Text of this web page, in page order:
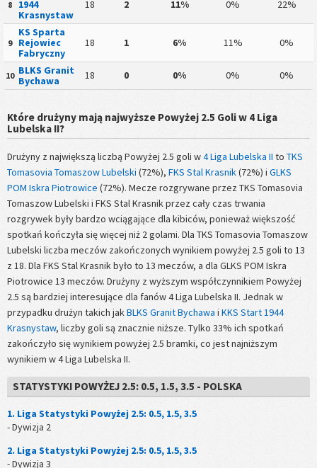
8
1944
Krasnystaw
18 2 11% 0% 22%
9
KS Sparta
Rejowiec
Fabryczny
18 1 6% 11% 0%
10 BLKS Granit
Bychawa
18 0 0% 0% 0%
Które drużyny mają najwyższe Powyżej 2.5 Goli w 4 Liga
Lubelska II?
Drużyny z największą liczbą Powyżej 2.5 goli w4 Liga Lubelska II to TKS
Tomasovia Tomaszow Lubelski (72%), FKS Stal Krasnik (72%) i GLKS
POM Iskra Piotrowice (72%). Mecze rozgrywane przez TKS Tomasovia
Tomaszow Lubelski i FKS Stal Krasnik przez cały czas trwania
rozgrywek były bardzo wciągające dla kibiców, ponieważ większość
spotkań kończyła się więcej niż 2 golami. Dla TKS Tomasovia Tomaszow
Lubelski liczba meczów zakończonych wynikiem powyżej 2.5 goli to 13
z 18. Dla FKS Stal Krasnik było to 13 meczów, a dla GLKS POM Iskra
Piotrowice 13 meczów. Drużyny z wyższym współczynnikiem Powyżej
2.5 są bardziej interesujące dla fanów 4 Liga Lubelska II. Jednak w
przypadku drużyn takich jak BLKS Granit Bychawa i KKS Start 1944
Krasnystaw, liczby goli są znacznie niższe. Tylko 33% ich spotkań
zakończyło się wynikiem powyżej 2.5 bramki, co jest najniższym
wynikiem w 4 Liga Lubelska II.
STATYSTYKI POWYŻEJ 2.5: 0.5, 1.5, 3.5 - POLSKA
1. Liga Statystyki Powyżej 2.5: 0.5, 1.5, 3.5
- Dywizja 2
2. Liga Statystyki Powyżej 2.5: 0.5, 1.5, 3.5
- Dywizja 3